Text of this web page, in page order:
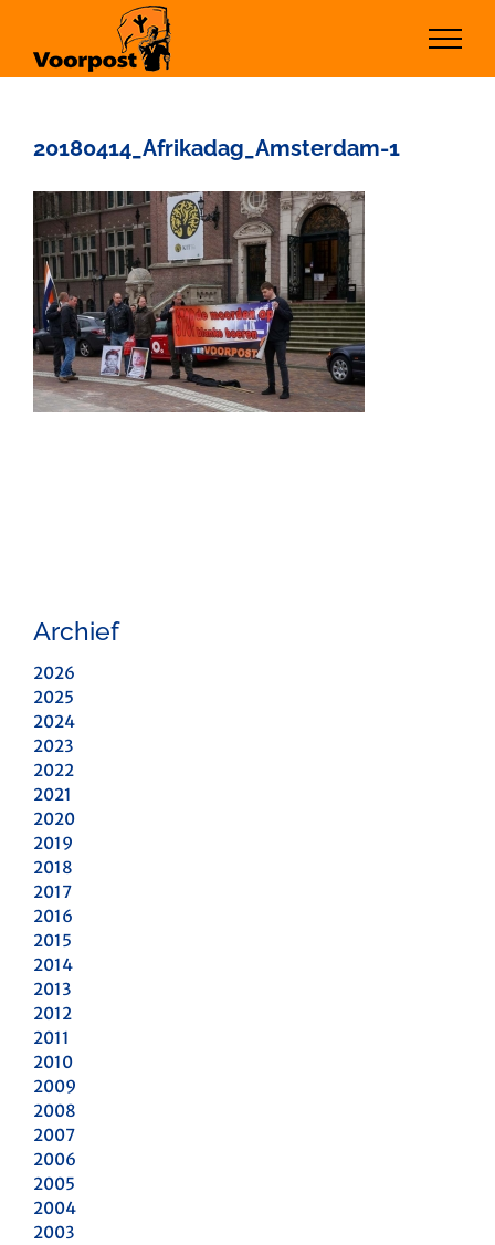
inhoud
20180414_Afrikadag_Amsterdam-1
Archief
2026
2025
2024
2023
2022
2021
2020
2019
2018
2017
2016
2015
2014
2013
2012
2011
2010
2009
2008
2007
2006
2005
2004
2003